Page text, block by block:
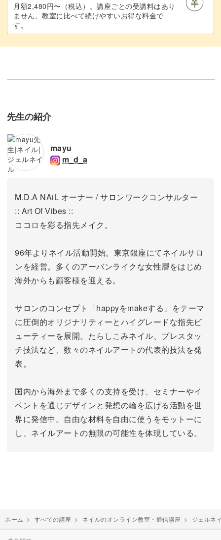
月額2,480円〜（税込）。講座ごとの受講料はあり
ません。教室に比べて続けやすいお得な料金で
す。
先生の紹介
mayu
m_d_a
M.D.A NAiL オーナー / サロンワークコンサルター
:: Art Of Vibes ::
ココロを彩る指先メイク。
96年よりネイル活動開始。東京銀座にてネイルサロ
ンを経営。 多くのアーバンライクな女性層をはじめ
海外からも顧客様を迎える。
サロンのコンセプト「happyをmakeする」をテーマ
に圧倒的オリジナリティーとハイグレードな指先ビ
ューティーを展開。 たらしこみネイル、プレスタッ
チ技法など、数々のネイルアートの代表的技法を発
表。
国内から海外まで多くの支持を受け、セミナーやイ
ベントを通じデザインと発想の輪を広げる活動を世
界に発信中。 自由な材料を自由に使うをモットーに
し、ネイルアートの無限の可能性を体現している。
ホーム > すべての講座 > ネイルのオンライン教室・通信講座 > ジェルネ